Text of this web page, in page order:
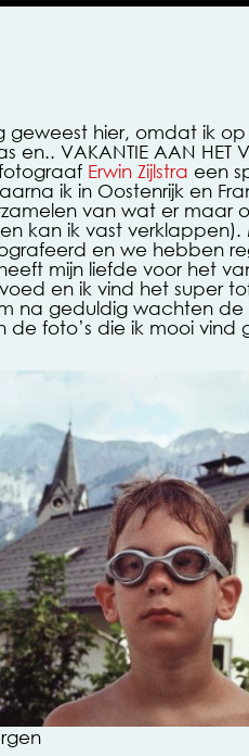
geweest hier, omdat ik
VAKANTIE AAN HET
Erwin Zijlstra een
ik in Oostenrijk en
van wat er maar
kan ik vast
en we hebben
mijn liefde voor het
en ik vind het super
na geduldig wachten de
de foto’s die ik mooi vind